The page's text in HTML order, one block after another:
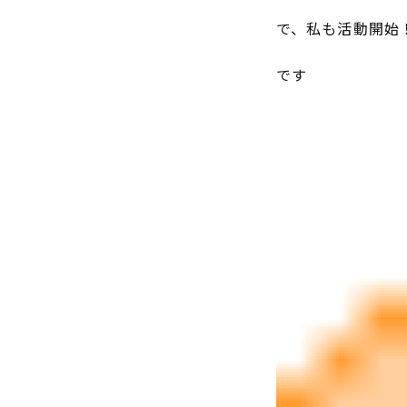
で、私も活動開始
です